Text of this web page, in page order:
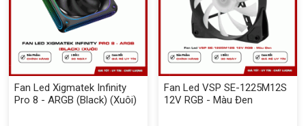
Fan Led Xigmatek Infinity
Pro 8 - ARGB (Black) (Xuôi)
Fan Led VSP SE-1225M12S
12V RGB - Màu Đen